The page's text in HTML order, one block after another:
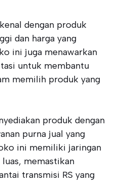
dengan produk
dan harga yang
ini juga menawarkan
untuk membantu
memilih produk yang
produk dengan
purna jual yang
ini memiliki jaringan
memastikan
transmisi RS yang